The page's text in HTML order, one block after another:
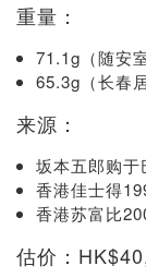
重量：
71.1g（随安室
65.3g（长春
来源：
坂本五郎购
香港佳士得
香港苏富比
估价：